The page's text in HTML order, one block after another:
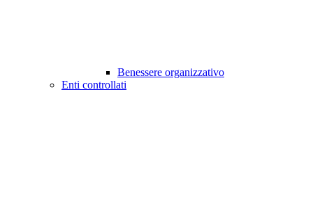
Benessere organizzativo
Enti controllati